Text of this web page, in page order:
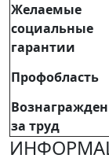
Желаемые
социальные
гарантии
Профобласть
за труд